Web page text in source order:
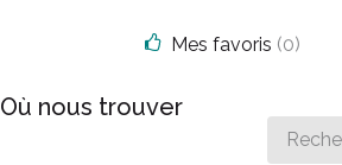
Où nous trouver
Search
for
Mes favoris (0)